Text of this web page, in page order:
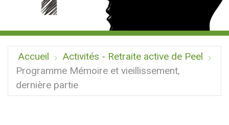
Accueil
Activités - Retraite active de Peel
Programme Mémoire et vieillissement,
dernière partie